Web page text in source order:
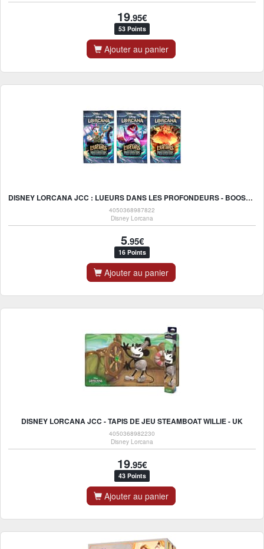
19.95€
53 Points
Ajouter au panier
DISNEY LORCANA JCC : LUEURS DANS LES PROFONDEURS - BOOSTER (1X BOOSTER ALÉATOIRE) - FR
4050368987822
Disney Lorcana
5.95€
16 Points
Ajouter au panier
DISNEY LORCANA JCC - TAPIS DE JEU STEAMBOAT WILLIE - UK
4050368982230
Disney Lorcana
19.95€
43 Points
Ajouter au panier